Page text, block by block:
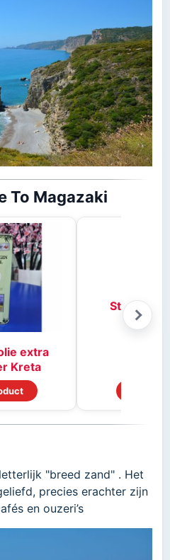
To Magazaki
extra
Kreta
Stifado
"breed zand" . Het
precies erachter zijn
en ouzeri’s